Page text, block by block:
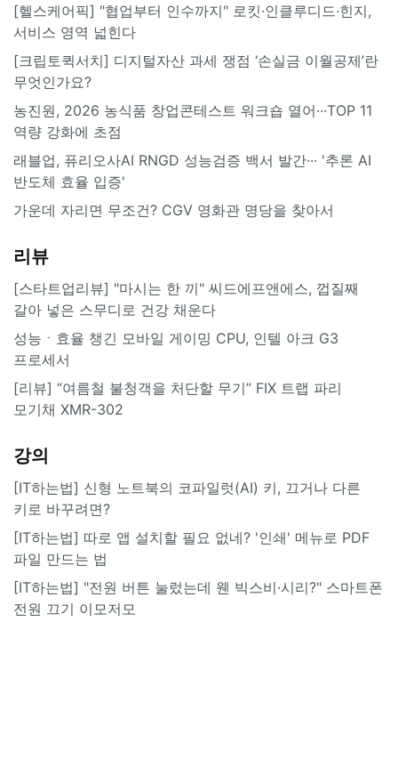
[헬스케어픽] "협업부터 인수까지" 로킷·인클루디드·힌지,
서비스 영역 넓힌다
[크립토퀵서치] 디지털자산 과세 쟁점 ‘손실금 이월공제’란
무엇인가요?
농진원, 2026 농식품 창업콘테스트 워크숍 열어···TOP 11
역량 강화에 초점
래블업, 퓨리오사AI RNGD 성능검증 백서 발간··· '추론 AI
반도체 효율 입증'
가운데 자리면 무조건? CGV 영화관 명당을 찾아서
리뷰
[스타트업리뷰] "마시는 한 끼" 씨드에프앤에스, 껍질째
갈아 넣은 스무디로 건강 채운다
성능ㆍ효율 챙긴 모바일 게이밍 CPU, 인텔 아크 G3
프로세서
[리뷰] “여름철 불청객을 처단할 무기” FIX 트랩 파리
모기채 XMR-302
강의
[IT하는법] 신형 노트북의 코파일럿(AI) 키, 끄거나 다른
키로 바꾸려면?
[IT하는법] 따로 앱 설치할 필요 없네? '인쇄' 메뉴로 PDF
파일 만드는 법
[IT하는법] "전원 버튼 눌렀는데 웬 빅스비·시리?" 스마트폰
전원 끄기 이모저모